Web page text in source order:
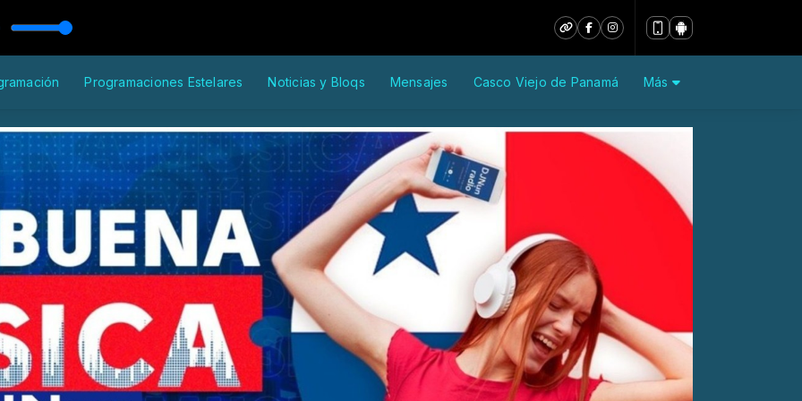
a mi
Programaciones Estelares Noticias y Bloqs Mensajes Casco Viejo de Panamá Más